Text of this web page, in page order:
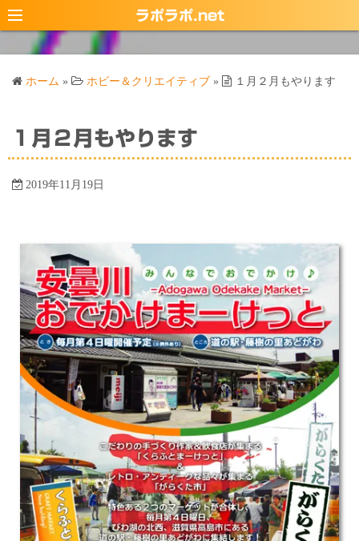
コ
ン
キ
ラポラポ.net
ホーム » ホビー＆クリエイティブ » １月２月もやります
１月２月もやります
2019年11月19日